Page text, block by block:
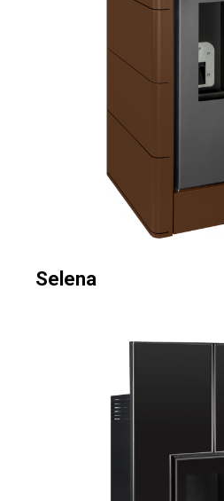
Selena